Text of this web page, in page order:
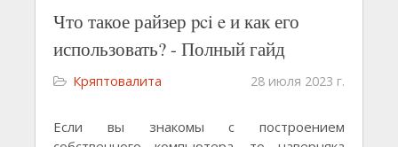
Что такое райзер pci e и как его
использовать? - Полный гайд
Кряптовалита 28 июля 2023 г.
Если вы знакомы с построением